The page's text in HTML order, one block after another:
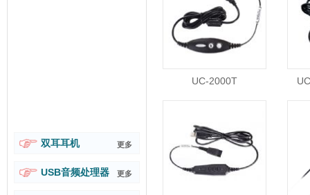
双耳耳机 更多
USB音频处理器 更多
UC-2000T